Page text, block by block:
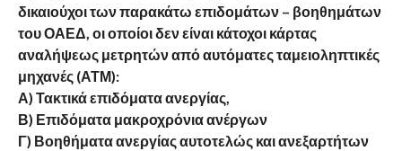
δικαιούχοι των παρακάτω επιδομάτων – βοηθημάτων
του ΟΑΕΔ, οι οποίοι δεν είναι κάτοχοι κάρτας
αναλήψεως μετρητών από αυτόματες ταμειοληπτικές
μηχανές (ΑΤΜ):
Α) Τακτικά επιδόματα ανεργίας,
Β) Επιδόματα μακροχρόνια ανέργων
Γ) Βοηθήματα ανεργίας αυτοτελώς και ανεξαρτήτων